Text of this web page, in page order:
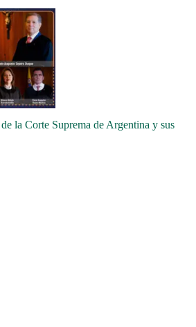
la Corte Suprema de Argentina y sus